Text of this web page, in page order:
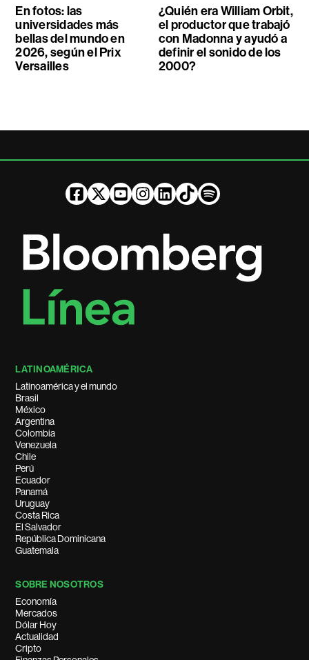
En fotos: las
universidades más
bellas del mundo en
2026, según el Prix
Versailles
¿Quién era William Orbit,
el productor que trabajó
con Madonna y ayudó a
definir el sonido de los
2000?
LATINOAMÉRICA
Latinoamérica y el mundo
Brasil
México
Argentina
Colombia
Venezuela
Chile
Perú
Ecuador
Panamá
Uruguay
Costa Rica
El Salvador
República Dominicana
Guatemala
SOBRE NOSOTROS
Economía
Mercados
Dólar Hoy
Actualidad
Cripto